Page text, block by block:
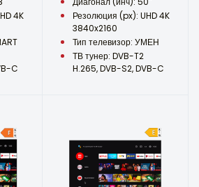
4K
C
Резолюция (px): UHD 4K
3840x2160
Тип телевизор: УМЕН
ТВ тунер: DVB-T2
H.265, DVB-S2, DVB-C